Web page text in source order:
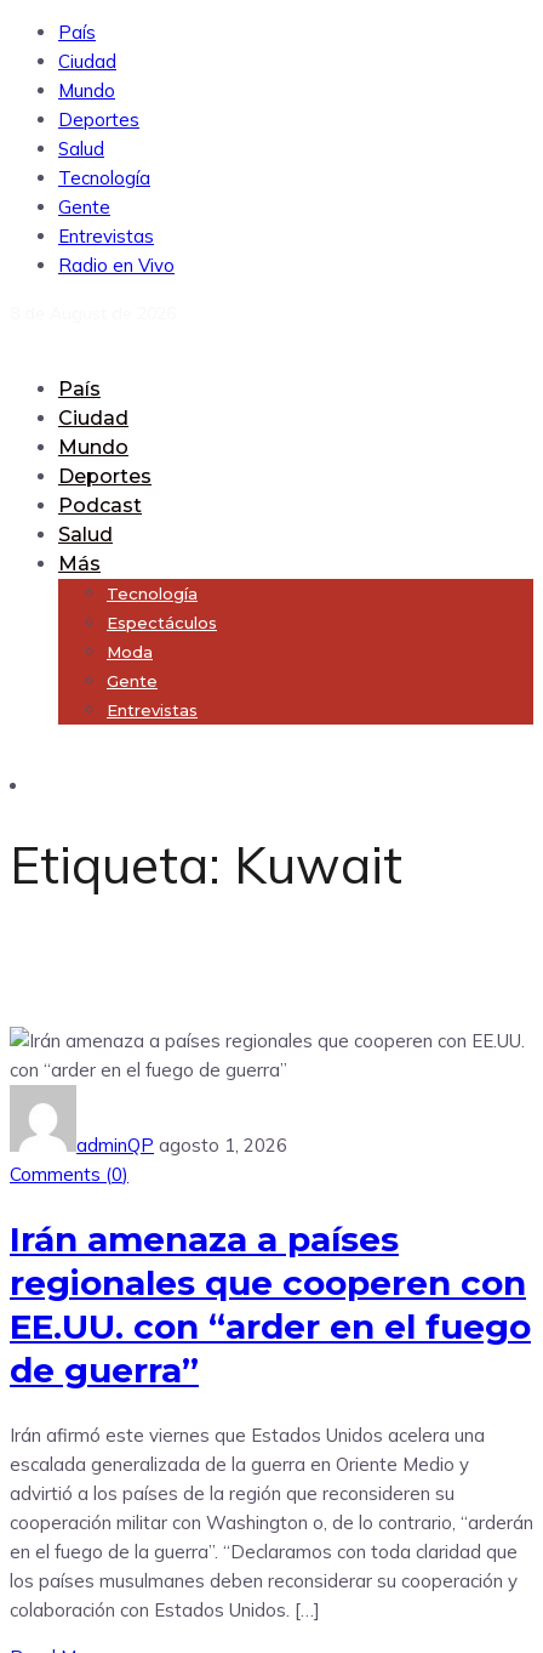
País
Ciudad
Mundo
Deportes
Salud
Tecnología
Gente
Entrevistas
Radio en Vivo
País
Ciudad
Mundo
Deportes
Podcast
Salud
Más
Tecnología
Espectáculos
Moda
Gente
Entrevistas
Etiqueta: Kuwait
adminQP agosto 1, 2026
Comments (0)
Irán amenaza a países
regionales que cooperen con
EE.UU. con “arder en el fuego
de guerra”
Irán afirmó este viernes que Estados Unidos acelera una
escalada generalizada de la guerra en Oriente Medio y
advirtió a los países de la región que reconsideren su
cooperación militar con Washington o, de lo contrario, “arderán
en el fuego de la guerra”. “Declaramos con toda claridad que
los países musulmanes deben reconsiderar su cooperación y
colaboración con Estados Unidos. […]